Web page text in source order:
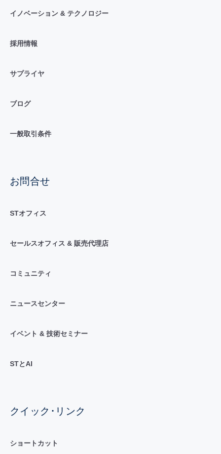
イノベーション & テクノロジー
採用情報
サプライヤ
ブログ
一般取引条件
お問合せ
STオフィス
セールスオフィス & 販売代理店
コミュニティ
ニュースセンター
イベント & 技術セミナー
STとAI
クイック･リンク
ショートカット